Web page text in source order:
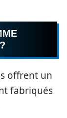
offrent un
fabriqués